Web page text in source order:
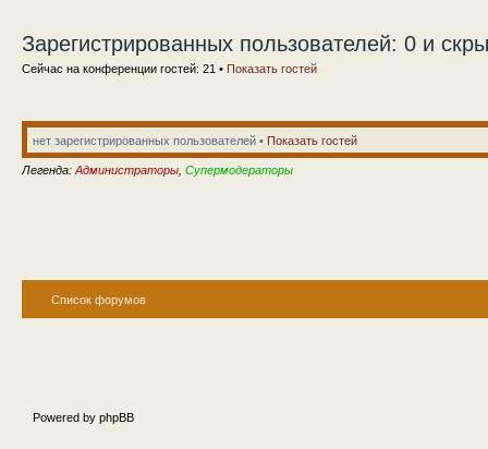
Зарегистрированных пользователей: 0 и
Сейчас на конференции гостей: 21 • Показать гостей
нет зарегистрированных пользователей • Показать гостей
Легенда: Администраторы Супермодераторы
Список форумов
Powered by phpBB